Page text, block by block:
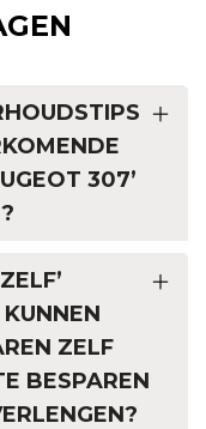
307’
ZELF
BESPAREN